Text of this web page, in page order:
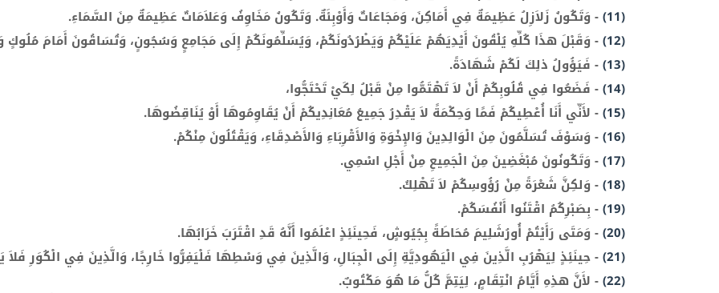
(11)
- وَتَكُونُ زَلاَزِلُ عَظِيمَةٌ فِي أَمَاكِنَ، وَمَجَاعَاتٌ وَأَوْبِئَةٌ. وَتَكُونُ مَخَاوِفُ وَعَلاَمَاتٌ عَظِيمَةٌ مِنَ السَّمَاءِ.
(12)
- وَقَبْلَ هذَا كُلِّهِ يُلْقُونَ أَيْدِيَهُمْ عَلَيْكُمْ وَيَطْرُدُونَكُمْ، وَيُسَلِّمُونَكُمْ إِلَى مَجَامِعٍ وَسُجُونٍ، وَتُسَاقُونَ أَمَامَ مُلُوكٍ
(13)
- فَيَؤُولُ ذلِكَ لَكُمْ شَهَادَةً.
(14)
- فَضَعُوا فِي قُلُوبِكُمْ أَنْ لاَ تَهْتَمُّوا مِنْ قَبْلُ لِكَيْ تَحْتَجُّوا،
(15)
- لأَنِّي أَنَا أُعْطِيكُمْ فَمًا وَحِكْمَةً لاَ يَقْدِرُ جَمِيعُ مُعَانِدِيكُمْ أَنْ يُقَاوِمُوهَا أَوْ يُنَاقِضُوهَا.
(16)
- وَسَوْفَ تُسَلَّمُونَ مِنَ الْوَالِدِينَ وَالإِخْوَةِ وَالأَقْرِبَاءِ وَالأَصْدِقَاءِ، وَيَقْتُلُونَ مِنْكُمْ.
(17)
- وَتَكُونُونَ مُبْغَضِينَ مِنَ الْجَمِيعِ مِنْ أَجْلِ اسْمِي.
(18)
- وَلكِنَّ شَعْرَةً مِنْ رُؤُوسِكُمْ لاَ تَهْلِكُ.
(19)
- بِصَبْرِكُمُ اقْتَنُوا أَنْفُسَكُمْ.
(20)
- وَمَتَى رَأَيْتُمْ أُورُشَلِيمَ مُحَاطَةً بِجُيُوشٍ، فَحِينَئِذٍ اعْلَمُوا أَنَّهُ قَدِ اقْتَرَبَ خَرَابُهَا.
(21)
-حِينَئِذٍ لِيَهْرُبِ الَّذِينَ فِي الْيَهُودِيَّةِ إِلَى الْجِبَالِ، وَالَّذِينَ فِي وَسْطِهَا فَلْيَفِرُّوا خَارِجًا، وَالَّذِينَ فِي الْكُوَرِ فَلاَ
(22)
- لأَنَّ هذِهِ أَيَّامُ انْتِقَامٍ، لِيَتِمَّ كُلُّ مَا هُوَ مَكْتُوبٌ.